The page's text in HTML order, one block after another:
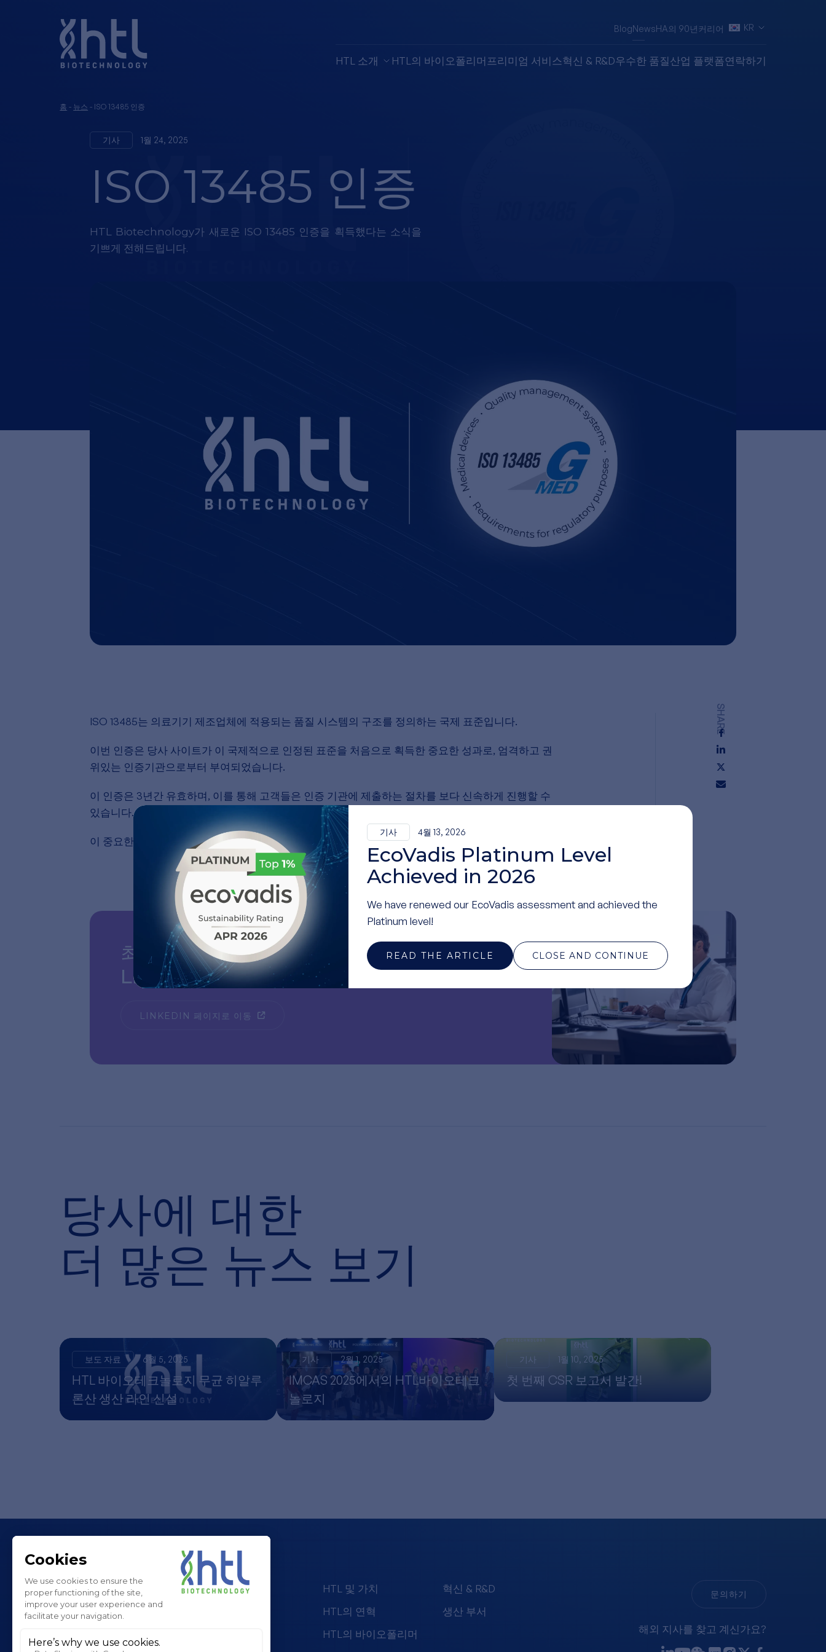
BlogNewsHA의 90년 커리어 KR
HTL 소개 HTL의 바이오폴리머 프리미엄 서비스혁신 & R&D우수한 품질산업 플랫폼연락하기
기사 4월 13, 2026
EcoVadis Platinum Level
Achieved in 2026
We have renewed our EcoVadis assessment and achieved the
Platinum level!
READ THE ARTICLE CLOSE AND CONTINUE
홈 - 뉴스 - ISO 13485 인증
기사 1월 24, 2025
ISO 13485 인증
HTL Biotechnology가 새로운 ISO 13485 인증을 획득했다는 소식 을
기쁘게 전해드립니 다.
ISO 13485는 의료기기 제조업체에 적용되는 품질 시스템의 구조를 정의하는 국제 표준입니다.
이번 인증은 당사 사이트가 이 국제적으로 인정된 표준을 처음으로 획득한 중요한 성과로, 엄격하고 권
위있는 인증기관으로부터 부여되었습니다.
이 인증은 3년간 유효하며, 이를 통해 고객들은 인증 기관에 제출하는 절차를 보다 신속하게 진행할 수
있습니다. 또한, 당사의 품질 시스템에 대한 고객들의 신뢰를 더욱 강화하는 계기가 될 것입니다.
이 중요한 성과를 가능하게 해준 모든 팀원과 파트너들에게 깊은 감사의 말씀을 전합니다!
SHARE
최신 뉴스를 보려면
LinkedIn에서 당사를 팔로우하세요
LINKEDIN 페이지로 이동
당사에 대한
더 많은 뉴스 보기
보도 자료 6월 5, 2025
HTL 바이오테크놀로지 무균 히알루
론산 생산 라인 신설
기사 2월 1, 2025
IMCAS 2025에서의 HTL바이오테크
놀로지
기사 1월 10, 2025
첫 번째 CSR 보고서 발간!
HTL 및 가치
HTL의 연혁
HTL의 바이오폴리머
혁신 & R&D
생산 부서
문의하기
해외 지사를 찾고 계신가요?